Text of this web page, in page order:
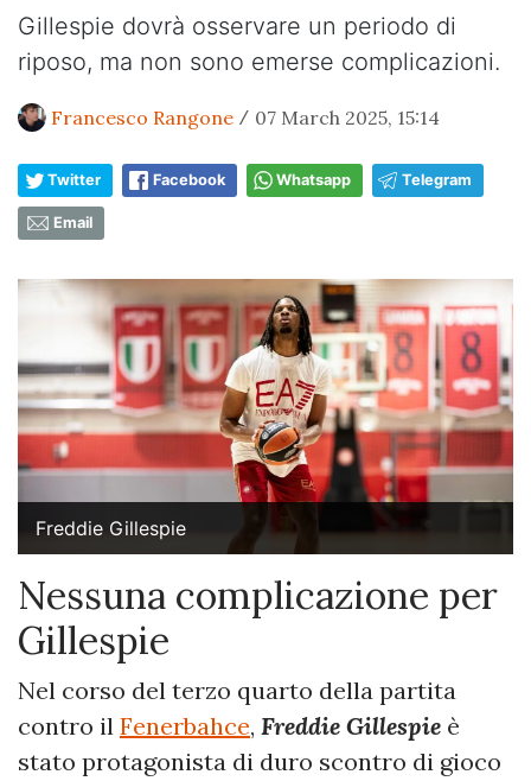
Gillespie dovrà osservare un periodo di
riposo, ma non sono emerse complicazioni.
Francesco Rangone / 07 March 2025, 15:14
Twitter Facebook Whatsapp Telegram
Email
Freddie Gillespie
Nessuna complicazione per
Gillespie
Nel corso del terzo quarto della partita
contro il Fenerbahce, Freddie Gillespie è
stato protagonista di duro scontro di gioco